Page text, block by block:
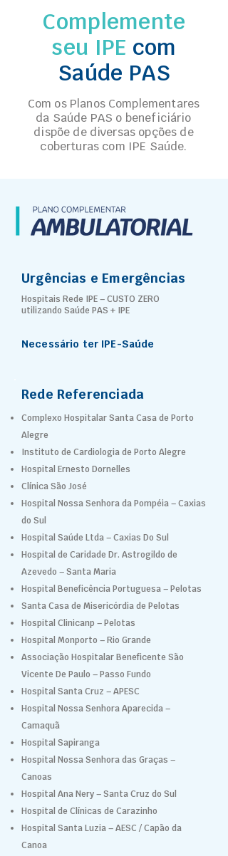
Complemente
seu IPE com
Saúde PAS
Com os Planos Complementares
da Saúde PAS o beneficiário
dispõe de diversas opções de
coberturas com IPE Saúde.
Urgências e Emergências
Hospitais Rede IPE – CUSTO ZERO
utilizando Saúde PAS + IPE
Necessário ter IPE-Saúde
Rede Referenciada
Complexo Hospitalar Santa Casa de Porto
Alegre
Instituto de Cardiologia de Porto Alegre
Hospital Ernesto Dornelles
Clínica São José
Hospital Nossa Senhora da Pompéia – Caxias
do Sul
Hospital Saúde Ltda – Caxias Do Sul
Hospital de Caridade Dr. Astrogildo de
Azevedo – Santa Maria
Hospital Beneficência Portuguesa – Pelotas
Santa Casa de Misericórdia de Pelotas
Hospital Clinicanp – Pelotas
Hospital Monporto – Rio Grande
Associação Hospitalar Beneficente São
Vicente De Paulo – Passo Fundo
Hospital Santa Cruz – APESC
Hospital Nossa Senhora Aparecida –
Camaquã
Hospital Sapiranga
Hospital Nossa Senhora das Graças –
Canoas
Hospital Ana Nery – Santa Cruz do Sul
Hospital de Clínicas de Carazinho
Hospital Santa Luzia – AESC / Capão da
Canoa